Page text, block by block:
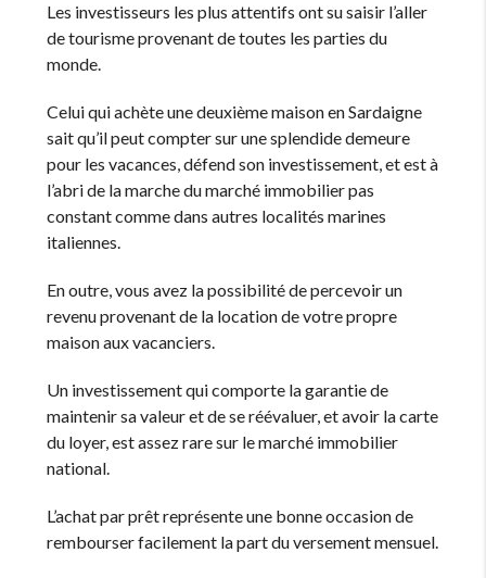
Les investisseurs les plus attentifs ont su saisir l’aller
de tourisme provenant de toutes les parties du
monde.
Celui qui achète une deuxième maison en Sardaigne
sait qu’il peut compter sur une splendide demeure
pour les vacances, défend son investissement, et est à
l’abri de la marche du marché immobilier pas
constant comme dans autres localités marines
italiennes.
En outre, vous avez la possibilité de percevoir un
revenu provenant de la location de votre propre
maison aux vacanciers.
Un investissement qui comporte la garantie de
maintenir sa valeur et de se réévaluer, et avoir la carte
du loyer, est assez rare sur le marché immobilier
national.
L’achat par prêt représente une bonne occasion de
rembourser facilement la part du versement mensuel.